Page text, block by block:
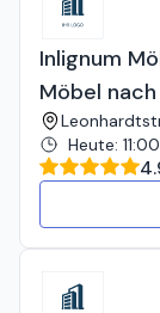
Inlignum
Möbel
Heute: